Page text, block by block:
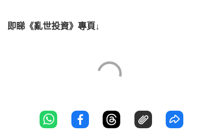
即睇《亂世投資》專頁↓